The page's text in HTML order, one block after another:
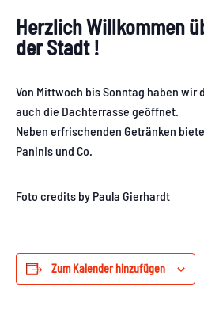
Herzlich Willkommen
der Stadt !
Von Mittwoch bis Sonntag haben wir
auch die Dachterrasse geöffnet.
Neben erfrischenden Getränken
Paninis und Co.
Foto credits by Paula Gierhardt
Zum Kalender hinzufügen